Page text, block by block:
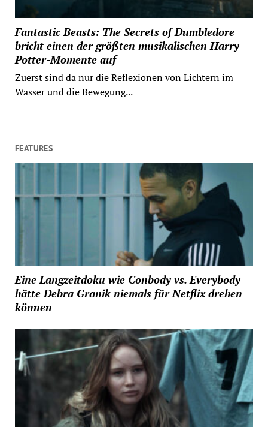
Fantastic Beasts: The Secrets of Dumbledore
bricht einen der größten musikalischen Harry
Potter-Momente auf
Zuerst sind da nur die Reflexionen von Lichtern im
Wasser und die Bewegung...
FEATURES
Eine Langzeitdoku wie Conbody vs. Everybody
hätte Debra Granik niemals für Netflix drehen
können